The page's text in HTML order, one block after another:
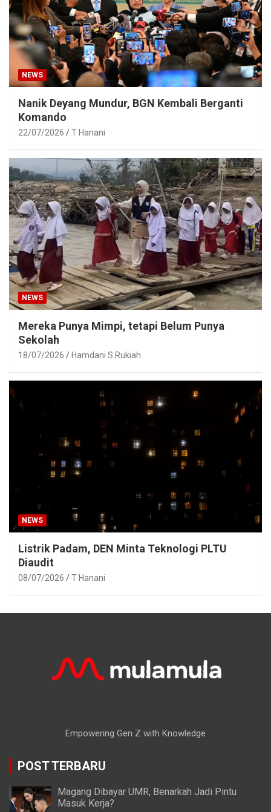
NEWS
Nanik Deyang Mundur, BGN Kembali Berganti
Komando
22/07/2026 T Hanani
NEWS
Mereka Punya Mimpi, tetapi Belum Punya
Sekolah
18/07/2026 Hamdani S Rukiah
NEWS
Listrik Padam, DEN Minta Teknologi PLTU
Diaudit
08/07/2026 T Hanani
Empowering Gen Z with Knowledge
POST TERBARU
Magang Dibayar UMR, Benarkah Jadi Pintu
Masuk Kerja?